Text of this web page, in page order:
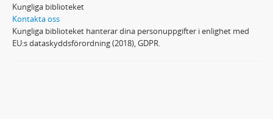
Kungliga biblioteket
Kontakta oss
Kungliga biblioteket hanterar dina personuppgifter i enlighet med
EU:s dataskyddsförordning (2018), GDPR.